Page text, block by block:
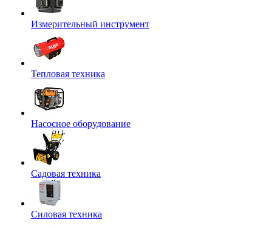
Измерительный инструмент
Тепловая техника
Насосное оборудование
Садовая техника
Силовая техника